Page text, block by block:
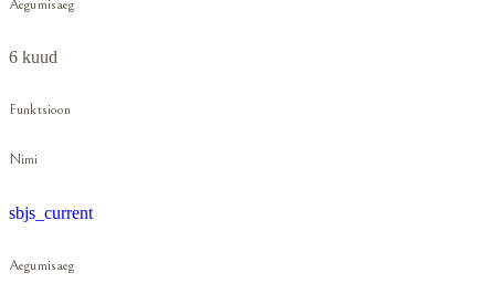
Aegumisaeg
6 kuud
Funktsioon
Nimi
sbjs_current
Aegumisaeg